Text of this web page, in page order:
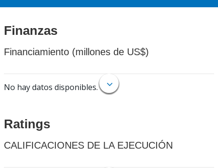
Finanzas
Financiamiento (millones de US$)
No hay datos disponibles.
Ratings
CALIFICACIONES DE LA EJECUCIÓN